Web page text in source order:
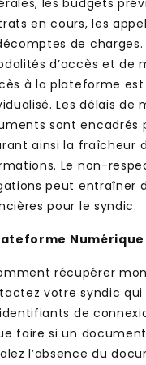
les budgets
en cours, les
de charges.
d’accès et de
à la plateforme
Les délais de
sont encadrés
ainsi la fraîcheur
Le non-
peut entraîner
pour le syndic.
Numérique
récupérer
votre syndic qui
de
faire si un
l’absence du